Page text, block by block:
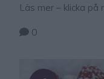
Läs mer – klicka på
0